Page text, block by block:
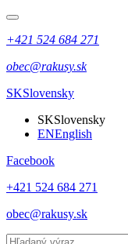
+421 524 684 271
obec@rakusy.sk
SKSlovensky
SKSlovensky
ENEnglish
Facebook
+421 524 684 271
obec@rakusy.sk